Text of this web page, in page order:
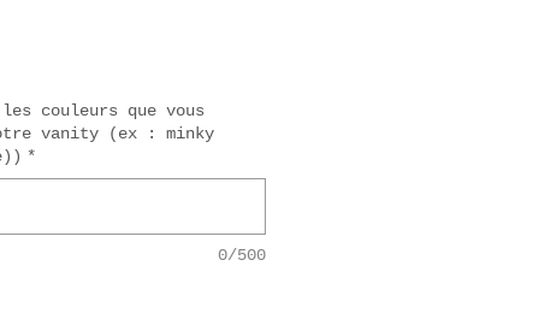
couleurs que vous
vanity (ex : minky
*
0/500